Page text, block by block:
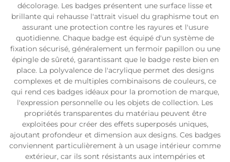
décolorage. Les badges présentent une surface lisse et
brillante qui rehausse l'attrait visuel du graphisme tout en
assurant une protection contre les rayures et l'usure
quotidienne. Chaque badge est équipé d'un système de
fixation sécurisé, généralement un fermoir papillon ou une
épingle de sûreté, garantissant que le badge reste bien en
place. La polyvalence de l'acrylique permet des designs
complexes et de multiples combinaisons de couleurs, ce
qui rend ces badges idéaux pour la promotion de marque,
l'expression personnelle ou les objets de collection. Les
propriétés transparentes du matériau peuvent être
exploitées pour créer des effets superposés uniques,
ajoutant profondeur et dimension aux designs. Ces badges
conviennent particulièrement à un usage intérieur comme
extérieur, car ils sont résistants aux intempéries et